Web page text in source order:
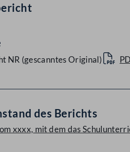
NR (gescanntes Original)
des Berichts
xxxx, mit dem das